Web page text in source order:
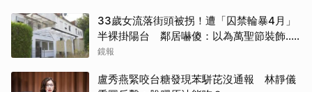
33歲女流落街頭被拐！遭「囚禁輪暴4月」
半裸掛陽台 鄰居嚇傻：以為萬聖節裝飾...
主謀竟與妻小同住
鏡報
盧秀燕緊咬台糖發現苯駢芘沒通報 林靜儀